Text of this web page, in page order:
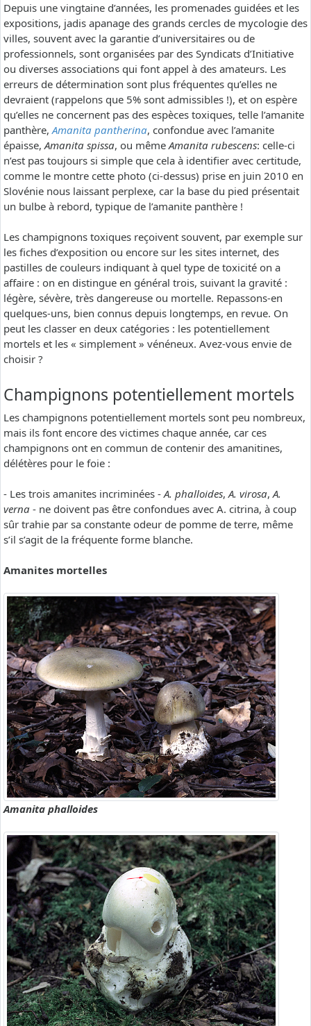
Depuis une vingtaine d’années, les promenades guidées et les
expositions, jadis apanage des grands cercles de mycologie des
villes, souvent avec la garantie d’universitaires ou de
professionnels, sont organisées par des Syndicats d’Initiative
ou diverses associations qui font appel à des amateurs. Les
erreurs de détermination sont plus fréquentes qu’elles ne
devraient (rappelons que 5% sont admissibles !), et on espère
qu’elles ne concernent pas des espèces toxiques, telle l’amanite
panthère,Amanita pantherina, confondue avec l’amanite
épaisse,Amanita spissa, ou mêmeAmanita rubescens: celle-ci
n’est pas toujours si simple que cela à identifier avec certitude,
comme le montre cette photo (ci-dessus) prise en juin 2010 en
Slovénie nous laissant perplexe, car la base du pied présentait
un bulbe à rebord, typique de l’amanite panthère !
Les champignons toxiques reçoivent souvent, par exemple sur
les fiches d’exposition ou encore sur les sites internet, des
pastilles de couleurs indiquant à quel type de toxicité on a
affaire : on en distingue en général trois, suivant la gravité :
légère, sévère, très dangereuse ou mortelle. Repassons-en
quelques-uns, bien connus depuis longtemps, en revue. On
peut les classer en deux catégories : les potentiellement
mortels et les « simplement » vénéneux. Avez-vous envie de
choisir ?
Champignons potentiellement mortels
Les champignons potentiellement mortels sont peu nombreux,
mais ils font encore des victimes chaque année, car ces
champignons ont en commun de contenir des amanitines,
délétères pour le foie :
- Les trois amanites incriminées -A. phalloides,A. virosa,A.
verna - ne doivent pas être confondues avec A. citrina, à coup
sûr trahie par sa constante odeur de pomme de terre, même
s’il s’agit de la fréquente forme blanche.
Amanites mortelles
Amanita phalloides